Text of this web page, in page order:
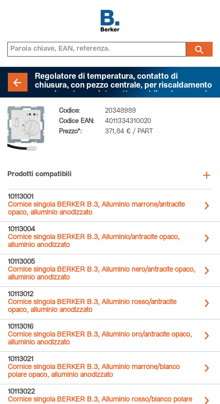
Regolatore di temperatura, contatto di
chiusura, con pezzo centrale, per riscaldamento
bianco polare lucido
Codice:
20348989
Codice EAN:
4011334310020
Prezzo*:
371,84 € / PART
Prodotti compatibili
10113001
Cornice singola BERKER B.3, Alluminio marrone/antracite
opaco, alluminio anodizzato
10113004
Cornice singola BERKER B.3, Alluminio/antracite opaco,
alluminio anodizzato
10113005
Cornice singola BERKER B.3, Alluminio nero/antracite opaco,
alluminio anodizzato
10113012
Cornice singola BERKER B.3, Alluminio rosso/antracite
opaco, alluminio anodizzato
10113016
Cornice singola BERKER B.3, Alluminio oro/antracite opaco,
alluminio anodizzato
10113021
Cornice singola BERKER B.3, Alluminio marrone/bianco
polare opaco, alluminio anodizzato
10113022
Cornice singola BERKER B.3, Alluminio rosso/bianco polare